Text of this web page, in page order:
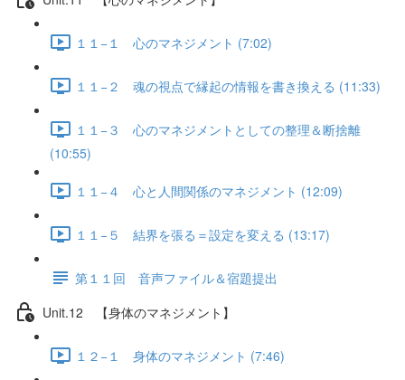
１１−１ 心のマネジメント (7:02)
１１−２ 魂の視点で縁起の情報を書き換える (11:33)
１１−３ 心のマネジメントとしての整理＆断捨離
(10:55)
１１−４ 心と人間関係のマネジメント (12:09)
１１−５ 結界を張る＝設定を変える (13:17)
第１１回 音声ファイル＆宿題提出
Unit.12 【身体のマネジメント】
１２−１ 身体のマネジメント (7:46)